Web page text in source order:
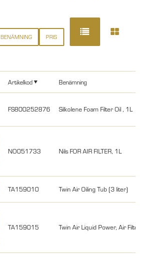
BENÄMNING PRIS
Artikelkod Benämning
FS800252876 Silkolene Foam Filter Oil , 1L
NO051733 Nils FOR AIR FILTER, 1L
TA159010 Twin Air Oiling Tub (3 liter)
TA159015 Twin Air Liquid Power, Air Filter